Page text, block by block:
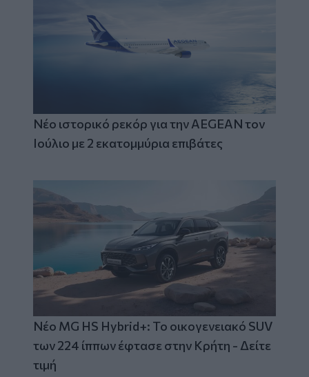
Νέο ιστορικό ρεκόρ για την AEGEAN τον
Ιούλιο με 2 εκατομμύρια επιβάτες
Νέο MG HS Hybrid+: Το οικογενειακό SUV
των 224 ίππων έφτασε στην Κρήτη - Δείτε
τιμή